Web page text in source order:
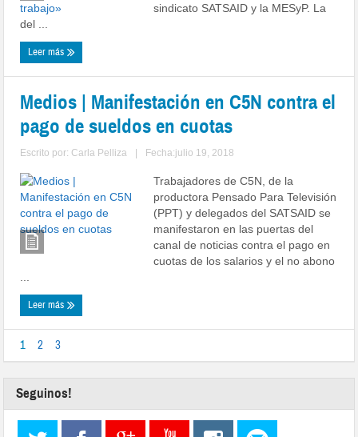
sindicato SATSAID y la MESyP. La
del ...
Leer más
Medios | Manifestación en C5N contra el
pago de sueldos en cuotas
Escrito por: Carla Pelliza Fecha:julio 19, 2018
Trabajadores de C5N, de la
productora Pensado Para Televisión
(PPT) y delegados del SATSAID se
manifestaron en las puertas del
canal de noticias contra el pago en
cuotas de los salarios y el no abono
...
Leer más
1 2 3
Seguinos!